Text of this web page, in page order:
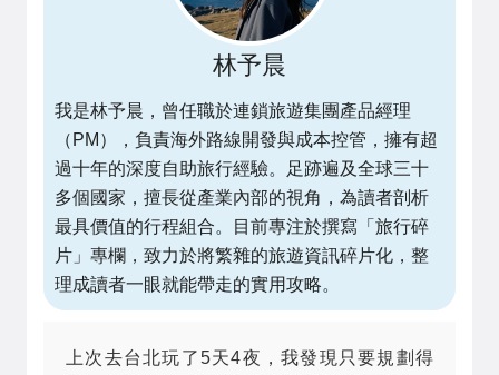
林予晨
我是林予晨，曾任職於連鎖旅遊集團產品經理
（PM），負責海外路線開發與成本控管，擁有超
過十年的深度自助旅行經驗。足跡遍及全球三十
多個國家，擅長從產業內部的視角，為讀者剖析
最具價值的行程組合。目前專注於撰寫「旅行碎
片」專欄，致力於將繁雜的旅遊資訊碎片化，整
理成讀者一眼就能帶走的實用攻略。
上次去台北玩了5天4夜，我發現只要規劃得